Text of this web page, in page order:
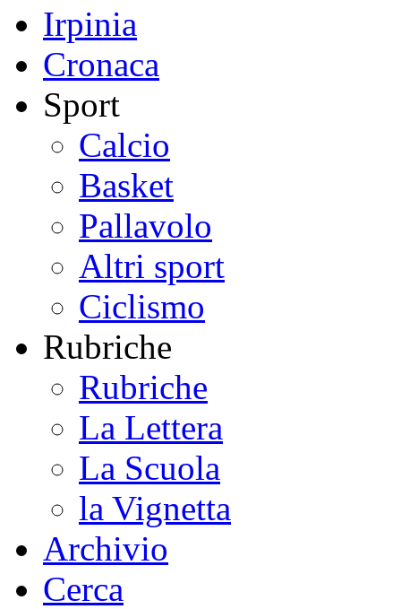
Irpinia
Cronaca
Sport
Calcio
Basket
Pallavolo
Altri sport
Ciclismo
Rubriche
Rubriche
La Lettera
La Scuola
la Vignetta
Archivio
Cerca